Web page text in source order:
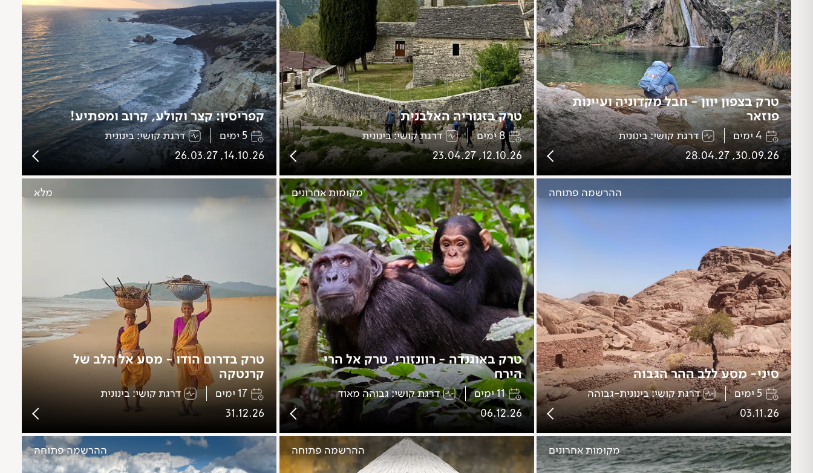
טרק בצפון יוון - חבל מקדוניה ועיינות
פוזאר
4 ימים
דרגת קושי: בינונית
30.09.26, 28.04.27
טרק בזגוריה האלבנית
8 ימים
דרגת קושי: בינונית
12.10.26, 23.04.27
קפריסין: קצר וקולע, קרוב ומפתיע!
5 ימים
דרגת קושי: בינונית
14.10.26, 26.03.27
ההרשמה פתוחה
סיני- מסע ללב ההר הגבוה
5 ימים
דרגת קושי: בינונית-גבוהה
03.11.26
מקומות אחרונים
טרק באוגנדה - רוונזורי, טרק אל הרי
הירח
11 ימים
דרגת קושי: גבוהה מאוד
06.12.26
מלא
טרק בדרום הודו - מסע אל הלב של
קרנטקה
17 ימים
דרגת קושי: בינונית
31.12.26
מקומות אחרונים ההרשמה פתוחה ההרשמה פתוחה